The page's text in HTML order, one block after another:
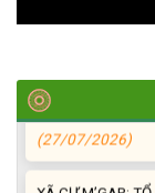
HỘI NGƯỜI CAO
THÁNG ĐẦU
NHẬP
(27/07/2026)
XÃ CƯ M’GAR: